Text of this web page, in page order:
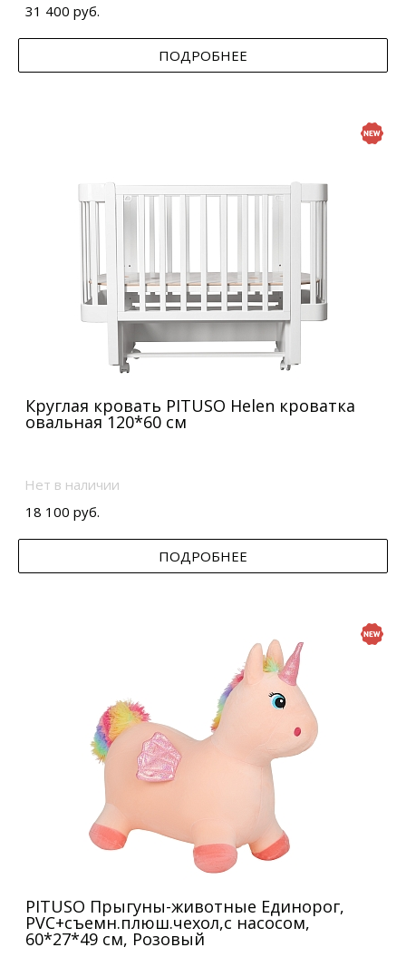
31 400 руб.
ПОДРОБНЕЕ
Круглая кровать PITUSO Helen кроватка
овальная 120*60 см
Нет в наличии
18 100 руб.
ПОДРОБНЕЕ
PITUSO Прыгуны-животные Единорог,
PVC+съемн.плюш.чехол,с насосом,
60*27*49 см, Розовый